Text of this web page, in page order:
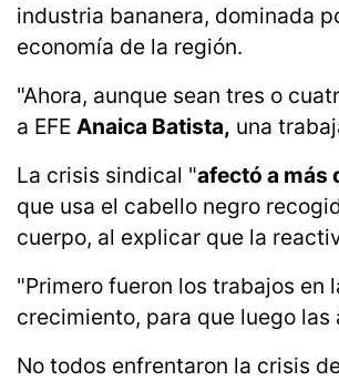
industria bananera, dominada
economía de la región.
"Ahora, aunque sean tres o
a EFE Anaica Batista, una
La crisis sindical "afectó a más
que usa el cabello negro
cuerpo, al explicar que la
"Primero fueron los trabajos en
crecimiento, para que luego las
No todos enfrentaron la crisis